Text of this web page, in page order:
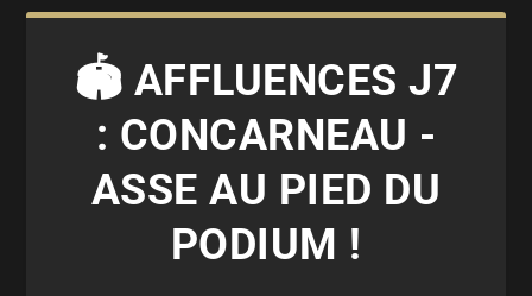
🏟️ AFFLUENCES J7
: CONCARNEAU -
ASSE AU PIED DU
PODIUM !